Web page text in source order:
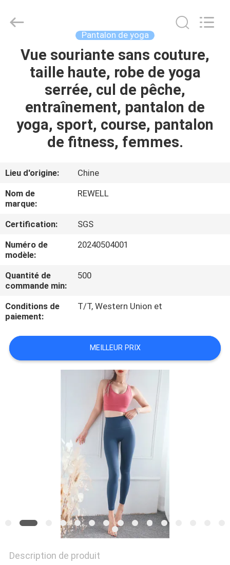
MAISON
PRODUITS
AU
SUJET
NOUS
VISITE
D'USINE
CONTRÔLE
DE
QUALITÉ
PLAN
DU
SITE
Rights
Pantalon de yoga
Vue souriante sans couture,
taille haute, robe de yoga
serrée, cul de pêche,
entraînement, pantalon de
yoga, sport, course, pantalon
de fitness, femmes.
Lieu d'origine:
Chine
Nom de
marque:
REWELL
Certification:
SGS
Numéro de
modèle:
20240504001
Quantité de
commande min:
500
Conditions de
paiement:
T/T, Western Union et
MEILLEUR PRIX
Description de produit